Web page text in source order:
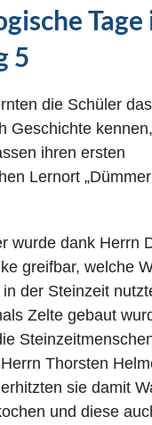
Tage
5
die Schüler
Geschichte
ihren ersten
Lernort
wurde dank Herrn
greifbar, welche
der Steinzeit
Zelte gebaut
Thorsten
sie damit
und diese